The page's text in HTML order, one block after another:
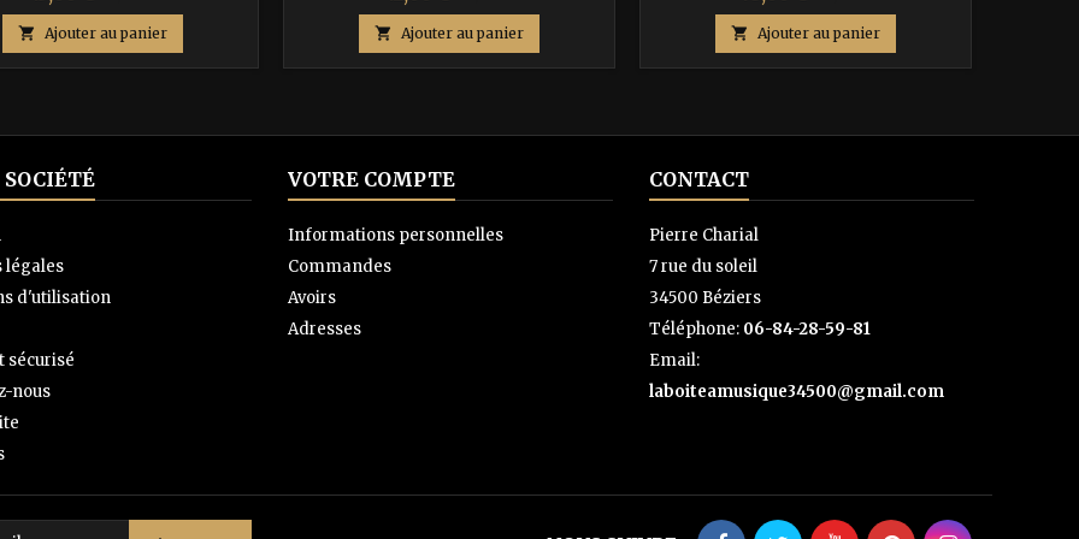
base
 Ajouter au panier
base
 Ajouter au panier
base
 Ajouter au panier
légales
d'utilisation
sécurisé
nous
VOTRE COMPTE
Informations personnelles
Commandes
Avoirs
Adresses
CONTACT
Pierre Charial
7 rue du soleil
34500 Béziers
Téléphone: 06-84-28-59-81
Email:
laboiteamusique34500@gmail.com